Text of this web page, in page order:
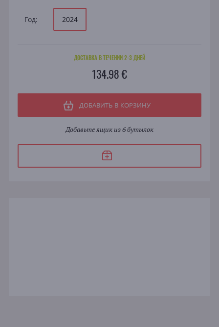
Год: 2024
ДОСТАВКА В ТЕЧЕНИИ 2-3 ДНЕЙ
134.98 €
ДОБАВИТЬ В КОРЗИНУ
Добавьте ящик из 6 бутылок